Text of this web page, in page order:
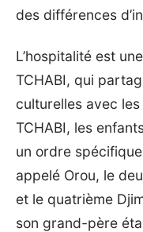
des différences
L’hospitalité est
TCHABI, qui
culturelles avec
TCHABI, les
un ordre
appelé Orou, le
et le quatrième
son grand-père